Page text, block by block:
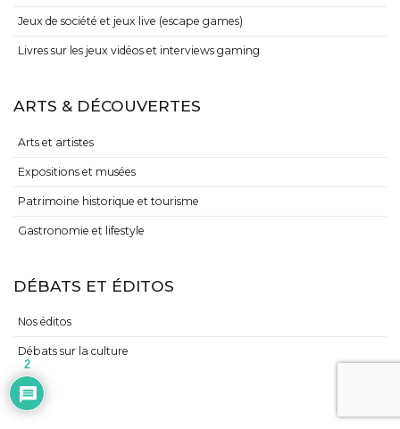
Jeux de société et jeux live (escape games)
Livres sur les jeux vidéos et interviews gaming
ARTS & DÉCOUVERTES
Arts et artistes
Expositions et musées
Patrimoine historique et tourisme
Gastronomie et lifestyle
DÉBATS ET ÉDITOS
Nos éditos
Débats sur la culture
2